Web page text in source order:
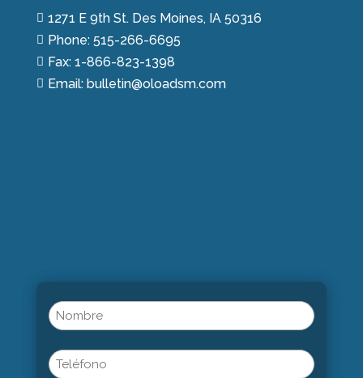
 1271 E 9th St. Des Moines, IA 50316
 Phone: 515-266-6695
 Fax: 1-866-823-1398
 Email: bulletin@oloadsm.com
Name
(Obligatorio)
Phone